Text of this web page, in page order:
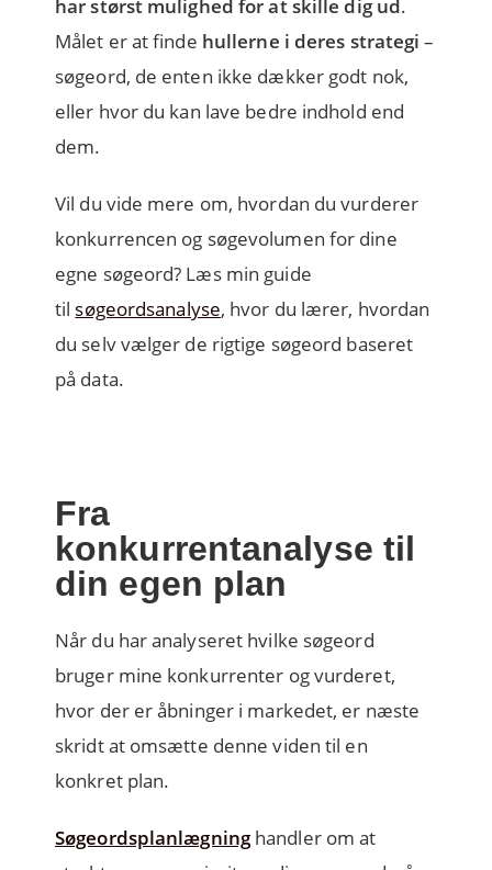
har størst mulighed for at skille dig ud.
Målet er at finde hullerne i deres strategi –
søgeord, de enten ikke dækker godt nok,
eller hvor du kan lave bedre indhold end
dem.
Vil du vide mere om, hvordan du vurderer
konkurrencen og søgevolumen for dine
egne søgeord? Læs min guide
til søgeordsanalyse, hvor du lærer, hvordan
du selv vælger de rigtige søgeord baseret
på data.
Fra
konkurrentanalyse til
din egen plan
Når du har analyseret hvilke søgeord
bruger mine konkurrenter og vurderet,
hvor der er åbninger i markedet, er næste
skridt at omsætte denne viden til en
konkret plan.
Søgeordsplanlægninghandler om at